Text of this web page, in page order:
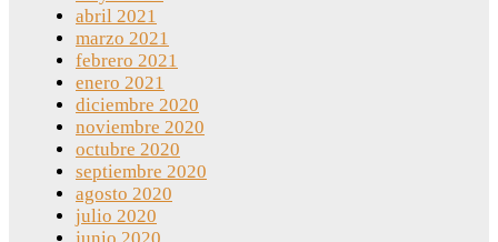
abril 2021
marzo 2021
febrero 2021
enero 2021
diciembre 2020
noviembre 2020
octubre 2020
septiembre 2020
agosto 2020
julio 2020